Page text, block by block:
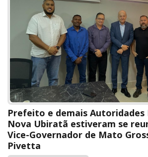
Prefeito e demais Autoridades
Nova Ubiratã estiveram se
Vice-Governador de Mato
Pivetta